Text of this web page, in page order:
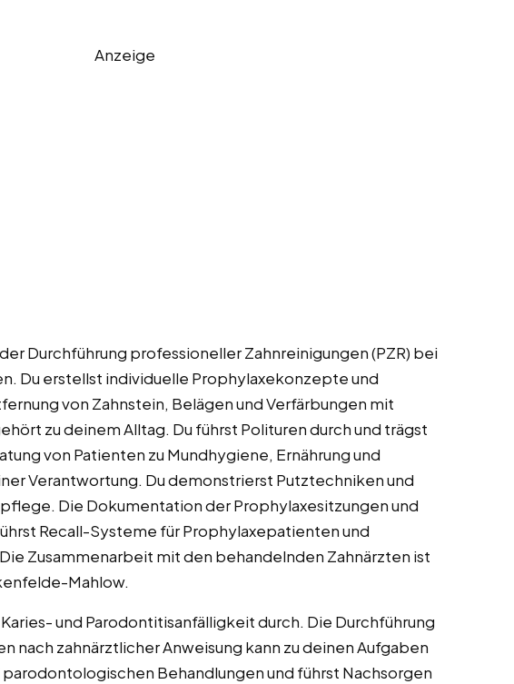
Anzeige
Durchführung professioneller Zahnreinigungen (PZR) bei
Du erstellst individuelle Prophylaxekonzepte und
von Zahnstein, Belägen und Verfärbungen mit
zu deinem Alltag. Du führst Polituren durch und trägst
von Patienten zu Mundhygiene, Ernährung und
Verantwortung. Du demonstrierst Putztechniken und
Die Dokumentation der Prophylaxesitzungen und
Recall-Systeme für Prophylaxepatienten und
Zusammenarbeit mit den behandelnden Zahnärzten ist
Mahlow.
und Parodontitisanfälligkeit durch. Die Durchführung
nach zahnärztlicher Anweisung kann zu deinen Aufgaben
Behandlungen und führst Nachsorgen